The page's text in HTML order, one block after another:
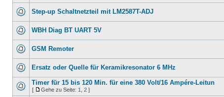
Step-up Schaltnetzteil mit LM2587T-ADJ
WBH Diag BT UART 5V
GSM Remoter
Ersatz oder Quelle für Keramikresonator 6 MHz
Timer für 15 bis 120 Min. für eine 380 Volt/16 Ampére-Leitun
[ Gehe zu Seite: 1 2 ]